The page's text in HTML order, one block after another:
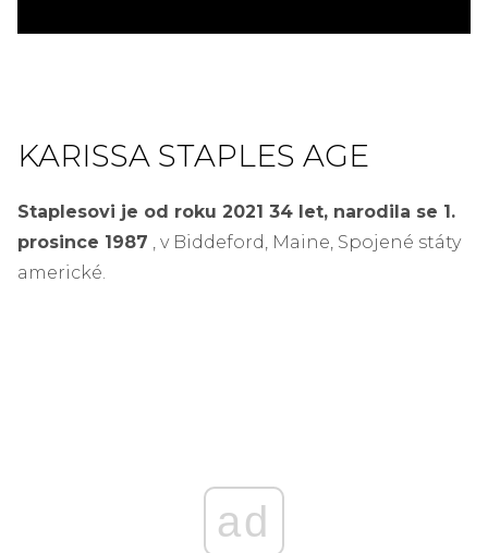
KARISSA STAPLES AGE
Staplesovi je od roku 2021 34 let, narodila se 1.
prosince 1987 , v Biddeford, Maine, Spojené státy
americké.
ad